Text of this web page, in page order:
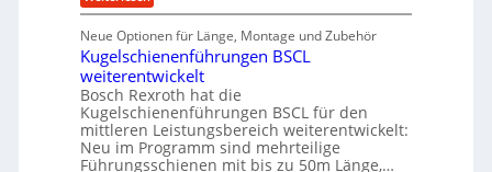
a
U
g
e
b
a
n
g
l
M
a
s
c
h
i
n
e
n
r
r
ä
z
i
s
e
H
u
b
f
r
A
u
t
o
m
o
t
i
D
g
i
t
a
l
e
r
W
e
Neue Optionen für Länge, Montage und Zubehör
Kugelschienenführungen BSCL
weiterentwickelt
Bosch Rexroth hat die
Kugelschienenführungen BSCL für den
mittleren Leistungsbereich weiterentwickelt:
Neu im Programm sind mehrteilige
Führungsschienen mit bis zu 50m Länge,…